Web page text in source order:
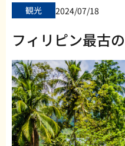
観光 2024/07/18
フィリピン最古